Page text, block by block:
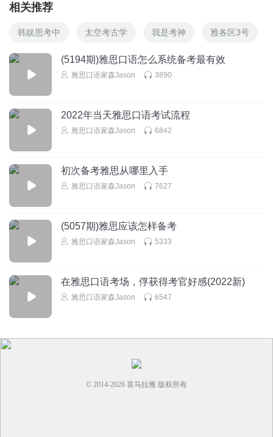
相关推荐
韩娱思考中 太空考古学 我是考神 雅各区3号
(5194期)雅思口语怎么系统备考最有效
雅思口语家森Jason 3890
2022年当天雅思口语考试流程
雅思口语家森Jason 6842
初次备考雅思从哪里入手
雅思口语家森Jason 7627
(5057期)雅思应该怎样备考
雅思口语家森Jason 5333
在雅思口语考场，俘获得考官好感(2022新)
雅思口语家森Jason 6547
© 2014-2026 喜马拉雅 版权所有